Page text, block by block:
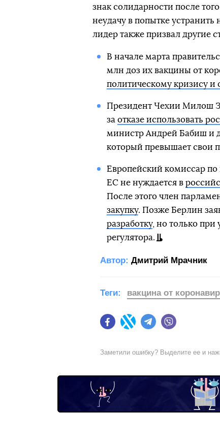
знак солидарности после
неудачу в попытке
лидер также призвал другие
В начале марта
млн доз их вакцины от
политическому кризису и
Президент Чехии Милош
за отказе использовать
министр Андрей Бабиш и
который превышает свои
Европейский комиссар по
ЕС не нуждается в
После этого член
закупку. Позже Берлин
разработку, но только при
регулятора.
Автор: Дмитрий Мрачник
FacebookTwitter Telegram
Теги: вакцина от
Заметили ошибку? Выделите ее и